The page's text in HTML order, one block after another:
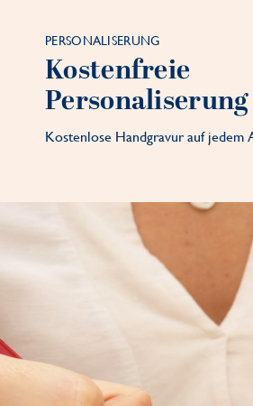
PERSONALISERUNG
Kostenfreie
Personaliserung
Kostenlose Handgravur auf jedem